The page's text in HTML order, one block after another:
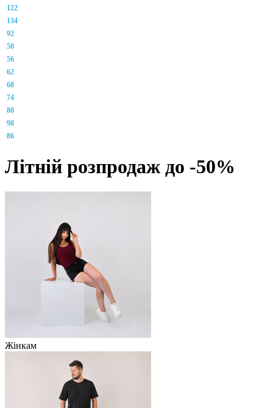
122
134
92
50
56
62
68
74
80
98
86
Літній розпродаж до -50%
Жінкам